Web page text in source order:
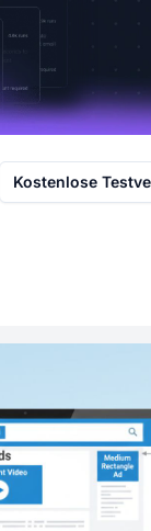
Kostenlose